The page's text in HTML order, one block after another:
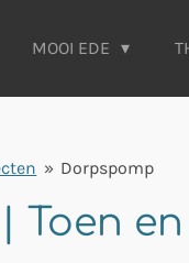
MOOI EDE
» Dorpspomp
Toen en